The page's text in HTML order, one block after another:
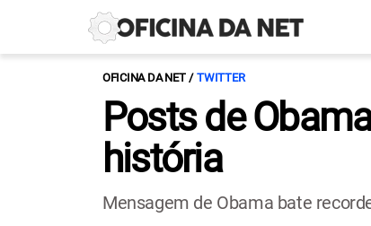
OFICINA DA NET TWITTER
Posts de
história
Mensagem de Obama bate